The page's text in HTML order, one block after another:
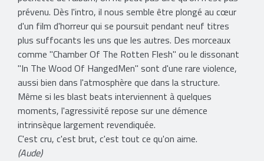
prévenu. Dès l'intro, il nous semble être plongé au cœur
d'un film d'horreur qui se poursuit pendant neuf titres
plus suffocants les uns que les autres. Des morceaux
comme "Chamber Of The Rotten Flesh" ou le dissonant
"In The Wood Of HangedMen" sont d'une rare violence,
aussi bien dans l'atmosphère que dans la structure.
Même si les blast beats interviennent à quelques
moments, l'agressivité repose sur une démence
intrinsèque largement revendiquée.
C'est cru, c'est brut, c'est tout ce qu'on aime.
(Aude)